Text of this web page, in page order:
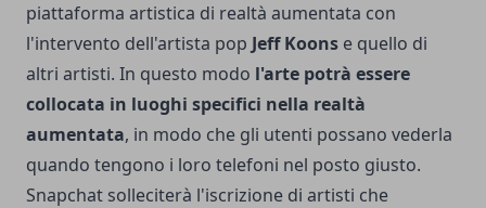
piattaforma artistica di realtà aumentata con
l'intervento dell'artista pop Jeff Koons e quello di
altri artisti. In questo modo l'arte potrà essere
collocata in luoghi specifici nella realtà
aumentata, in modo che gli utenti possano vederla
quando tengono i loro telefoni nel posto giusto.
Snapchat solleciterà l'iscrizione di artisti che